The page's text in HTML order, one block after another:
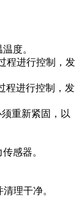
度。
程进行控制，发
程进行控制，发
重新紧固，以
感器。
理干净。